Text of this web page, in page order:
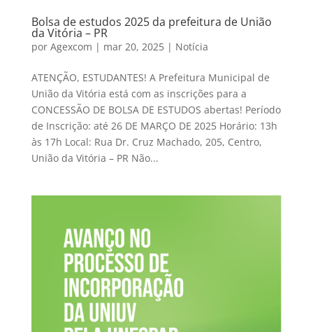
Bolsa de estudos 2025 da prefeitura de União
da Vitória – PR
por Agexcom | mar 20, 2025| Notícia
ATENÇÃO, ESTUDANTES! A Prefeitura Municipal de
União da Vitória está com as inscrições para a
CONCESSÃO DE BOLSA DE ESTUDOS abertas! Período
de Inscrição: até 26 DE MARÇO DE 2025 Horário: 13h
às 17h Local: Rua Dr. Cruz Machado, 205, Centro,
União da Vitória – PR Não...